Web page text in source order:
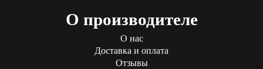
О производителе
О нас
Доставка и оплата
Отзывы